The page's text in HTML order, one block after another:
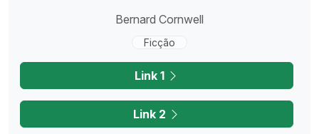
Bernard Cornwell
Ficção
Link 1
Link 2